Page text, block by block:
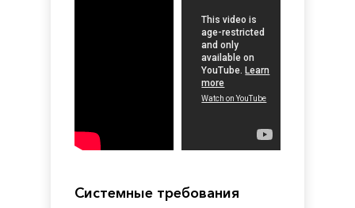
Системные требования